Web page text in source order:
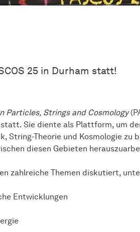
25 in Durham statt!
Particles, Strings and Cosmology
statt. Sie diente als Plattform, um
String-Theorie und Kosmologie zu
diesen Gebieten
zahlreiche Themen diskutiert,
Entwicklungen